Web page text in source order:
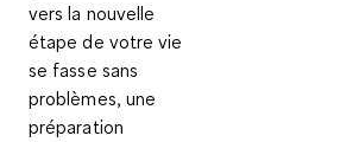
vers la nouvelle
étape de votre vie
se fasse sans
problèmes, une
préparation